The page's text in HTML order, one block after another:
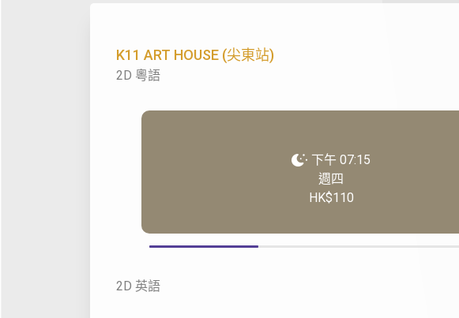
K11 ART HOUSE (尖東站)
2D 粵語
下午 07:15
週四
HK$110
2D 英語